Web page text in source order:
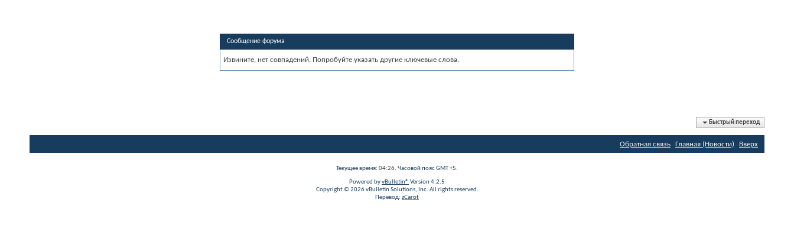
Сообщение форума
Извините, нет совпадений. Попробуйте указать другие ключевые слова.
Быстрый переход
Обратная связь Главная (Новости) Вверх
Текущее время: 04:26. Часовой пояс GMT +5.
Powered byvBulletin® Version 4.2.5
Copyright © 2026 vBulletin Solutions, Inc. All rights reserved.
Перевод: zCarot